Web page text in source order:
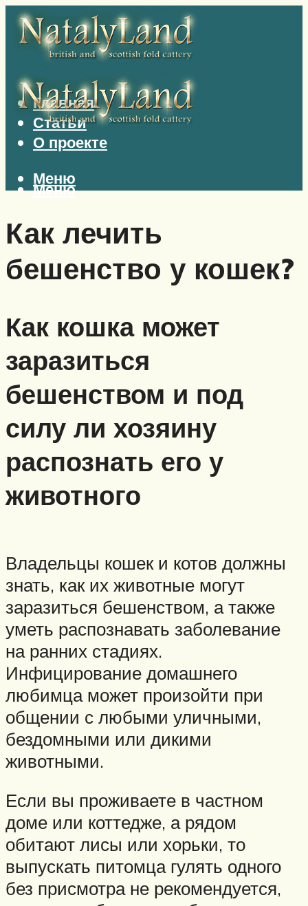
Главная
Статьи
О проекте
Меню
Меню
Как лечить
бешенство у кошек?
Как кошка может
заразиться
бешенством и под
силу ли хозяину
распознать его у
животного
Владельцы кошек и котов должны
знать, как их животные могут
заразиться бешенством, а также
уметь распознавать заболевание
на ранних стадиях.
Инфицирование домашнего
любимца может произойти при
общении с любыми уличными,
бездомными или дикими
животными.
Если вы проживаете в частном
доме или коттедже, а рядом
обитают лисы или хорьки, то
выпускать питомца гулять одного
без присмотра не рекомендуется,